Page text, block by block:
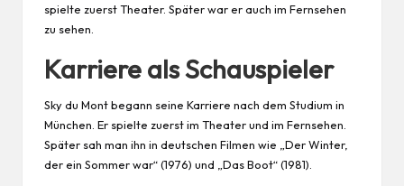
spielte zuerst Theater. Später war er auch im Fernsehen
zu sehen.
Karriere als Schauspieler
Sky du Mont begann seine Karriere nach dem Studium in
München. Er spielte zuerst im Theater und im Fernsehen.
Später sah man ihn in deutschen Filmen wie „Der Winter,
der ein Sommer war“ (1976) und „Das Boot“ (1981).